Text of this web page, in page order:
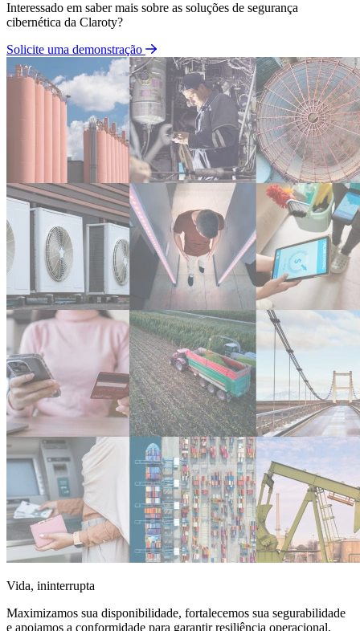
Interessado em saber mais sobre as soluções de segurança
cibernética da Claroty?
Solicite uma demonstração
Vida, ininterrupta
Maximizamos sua disponibilidade, fortalecemos sua segurabilidade
e apoiamos a conformidade para garantir resiliência operacional.